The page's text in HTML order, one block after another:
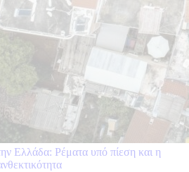
Ελλάδα: Ρέματα υπό πίεση και η